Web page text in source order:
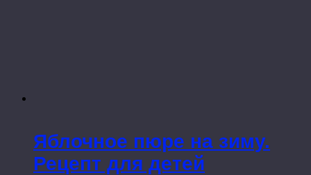
Яблочное пюре на зиму.
Рецепт для детей